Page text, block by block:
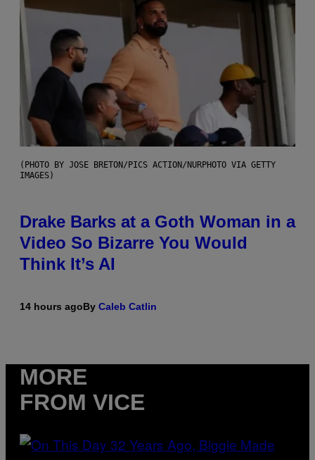
(PHOTO BY JOSE BRETON/PICS ACTION/NURPHOTO VIA GETTY
IMAGES)
Drake Barks at a Goth Woman in a
Video So Bizarre You Would
Think It’s AI
14 hours agoBy Caleb Catlin
MORE
FROM VICE